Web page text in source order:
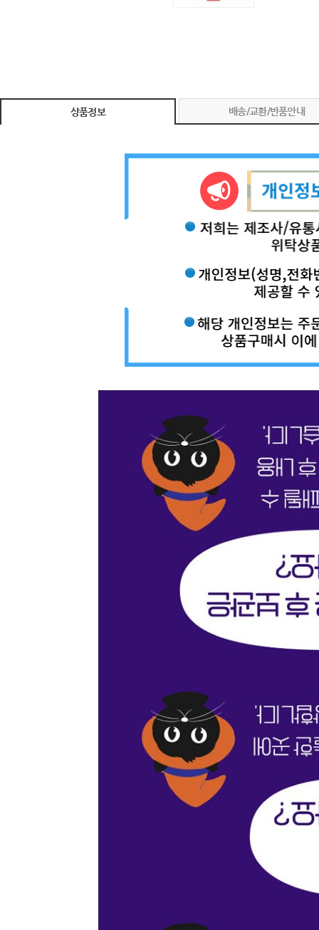
상품정보 배송/교환/반품안내